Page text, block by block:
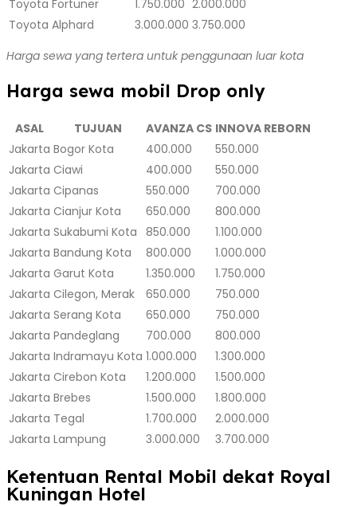
Toyota Fortuner
1.750.000 2.000.000
Toyota Alphard
3.000.000 3.750.000
Harga sewa yang tertera untuk penggunaan luar kota
Harga sewa mobil Drop only
ASAL TUJUAN AVANZA CS INNOVA REBORN
Jakarta Bogor Kota 400.000
550.000
Jakarta Ciawi 400.000
550.000
Jakarta Cipanas 550.000
700.000
Jakarta Cianjur Kota 650.000
800.000
Jakarta Sukabumi Kota 850.000
1.100.000
Jakarta Bandung Kota 800.000
1.000.000
Jakarta Garut Kota 1.350.000
1.750.000
Jakarta Cilegon, Merak 650.000
750.000
Jakarta Serang Kota 650.000
750.000
Jakarta Pandeglang 700.000
800.000
Jakarta Indramayu Kota 1.000.000
1.300.000
Jakarta Cirebon Kota 1.200.000
1.500.000
Jakarta Brebes 1.500.000
1.800.000
Jakarta Tegal 1.700.000
2.000.000
Jakarta Lampung 3.000.000 3.700.000
Ketentuan Rental Mobil dekat Royal
Kuningan Hotel